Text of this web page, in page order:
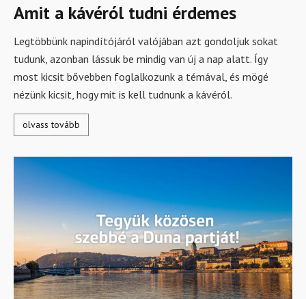
Amit a kávéról tudni érdemes
Legtöbbünk napindítójáról valójában azt gondoljuk sokat
tudunk, azonban lássuk be mindig van új a nap alatt. Így
most kicsit bővebben foglalkozunk a témával, és mögé
nézünk kicsit, hogy mit is kell tudnunk a kávéról.
olvass tovább